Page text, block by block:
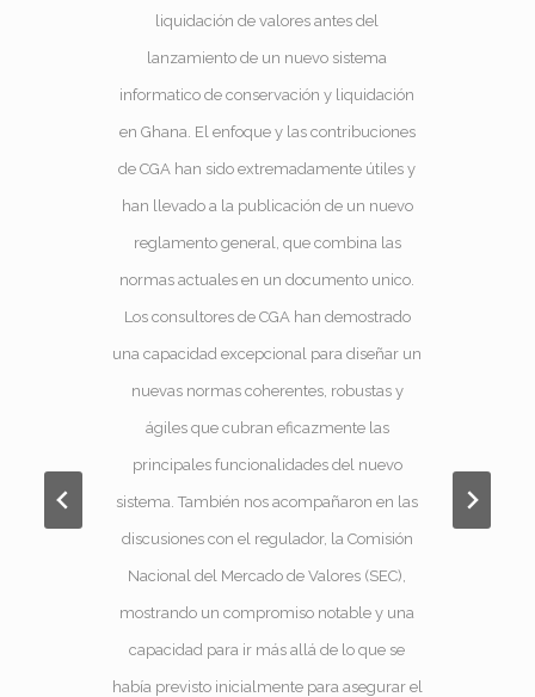
liquidación de valores antes del
lanzamiento de un nuevo sistema
informatico de conservación y liquidación
en Ghana. El enfoque y las contribuciones
de CGA han sido extremadamente útiles y
han llevado a la publicación de un nuevo
reglamento general, que combina las
normas actuales en un documento unico.
Los consultores de CGA han demostrado
una capacidad excepcional para diseñar un
nuevas normas coherentes, robustas y
ágiles que cubran eficazmente las
principales funcionalidades del nuevo
sistema. También nos acompañaron en las
discusiones con el regulador, la Comisión
Nacional del Mercado de Valores (SEC),
mostrando un compromiso notable y una
capacidad para ir más allá de lo que se
había previsto inicialmente para asegurar el